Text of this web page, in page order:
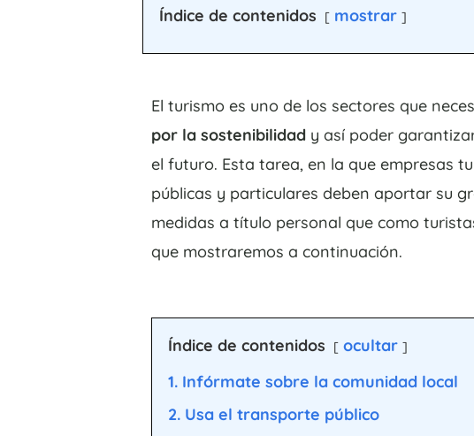
Índice de contenidos mostrar
El turismo es uno de los sectores que
por la sostenibilidad y así poder
el futuro. Esta tarea, en la que empresas
públicas y particulares deben aportar su
medidas a título personal que como
que mostraremos a continuación.
Índice de contenidos
ocultar
1. Infórmate sobre la comunidad local
2. Usa el transporte público